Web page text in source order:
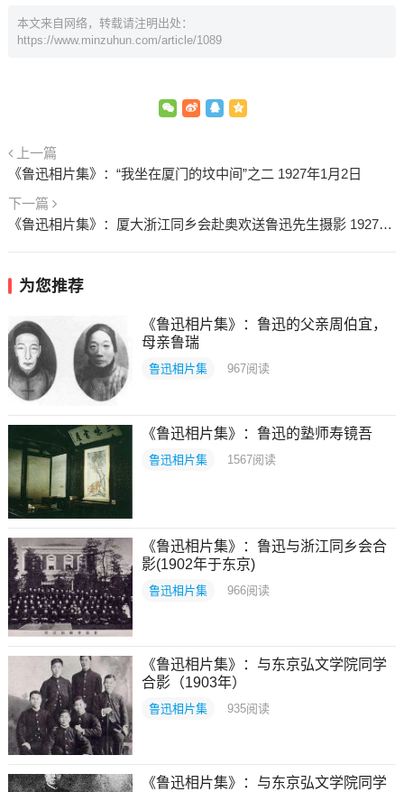
本文来自网络，转载请注明出处：
https://www.minzuhun.com/article/1089
上一篇
《鲁迅相片集》：“我坐在厦门的坟中间”之二 1927年1月2日
下一篇
《鲁迅相片集》：厦大浙江同乡会赴奥欢送鲁迅先生摄影 1927年1月
为您推荐
《鲁迅相片集》：鲁迅的父亲周伯宜，
母亲鲁瑞
鲁迅相片集 967阅读
《鲁迅相片集》：鲁迅的塾师寿镜吾
鲁迅相片集 1567阅读
《鲁迅相片集》：鲁迅与浙江同乡会合
影(1902年于东京)
鲁迅相片集 966阅读
《鲁迅相片集》：与东京弘文学院同学
合影（1903年）
鲁迅相片集 935阅读
《鲁迅相片集》：与东京弘文学院同学